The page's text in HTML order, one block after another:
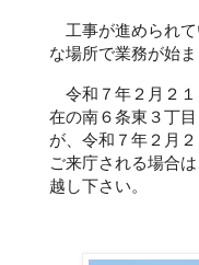
工事が進められて
な場所で業務が始ま
令和７年２月２１
在の南６条東３丁
が、令和７年２月
ご来庁される場合
越し下さい。